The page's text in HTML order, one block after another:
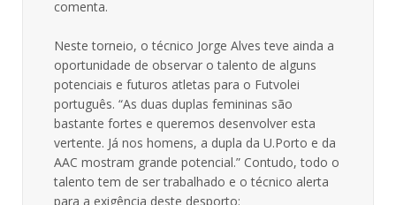
comenta.
Neste torneio, o técnico Jorge Alves teve ainda a
oportunidade de observar o talento de alguns
potenciais e futuros atletas para o Futvolei
português. “As duas duplas femininas são
bastante fortes e queremos desenvolver esta
vertente. Já nos homens, a dupla da U.Porto e da
AAC mostram grande potencial.” Contudo, todo o
talento tem de ser trabalhado e o técnico alerta
para a exigência deste desporto: